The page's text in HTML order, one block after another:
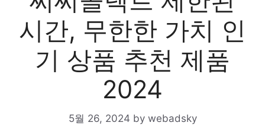
시간, 무한한 가치 인
기 상품 추천 제품
2024
5월 26, 2024 by webadsky